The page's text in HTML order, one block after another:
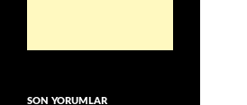
SON YORUMLAR